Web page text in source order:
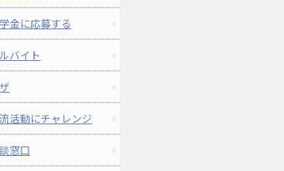
金に応募する
バイト
活動にチャレンジ
窓口